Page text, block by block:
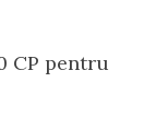
CP pentru